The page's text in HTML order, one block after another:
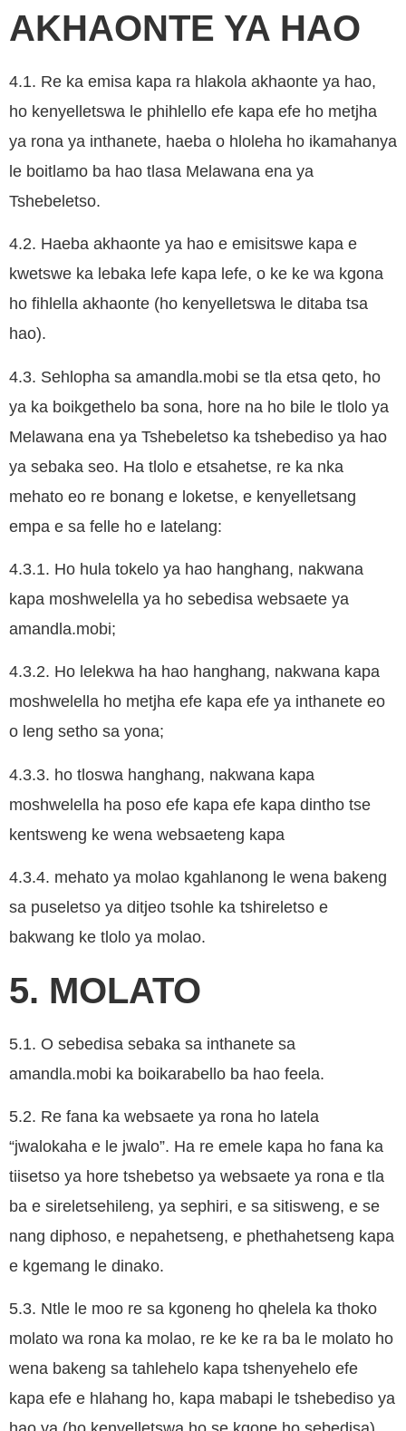
AKHAONTE YA HAO
4.1. Re ka emisa kapa ra hlakola akhaonte ya hao,
ho kenyelletswa le phihlello efe kapa efe ho metjha
ya rona ya inthanete, haeba o hloleha ho ikamahanya
le boitlamo ba hao tlasa Melawana ena ya
Tshebeletso.
4.2. Haeba akhaonte ya hao e emisitswe kapa e
kwetswe ka lebaka lefe kapa lefe, o ke ke wa kgona
ho fihlella akhaonte (ho kenyelletswa le ditaba tsa
hao).
4.3. Sehlopha sa amandla.mobi se tla etsa qeto, ho
ya ka boikgethelo ba sona, hore na ho bile le tlolo ya
Melawana ena ya Tshebeletso ka tshebediso ya hao
ya sebaka seo. Ha tlolo e etsahetse, re ka nka
mehato eo re bonang e loketse, e kenyelletsang
empa e sa felle ho e latelang:
4.3.1. Ho hula tokelo ya hao hanghang, nakwana
kapa moshwelella ya ho sebedisa websaete ya
amandla.mobi;
4.3.2. Ho lelekwa ha hao hanghang, nakwana kapa
moshwelella ho metjha efe kapa efe ya inthanete eo
o leng setho sa yona;
4.3.3. ho tloswa hanghang, nakwana kapa
moshwelella ha poso efe kapa efe kapa dintho tse
kentsweng ke wena websaeteng kapa
4.3.4. mehato ya molao kgahlanong le wena bakeng
sa puseletso ya ditjeo tsohle ka tshireletso e
bakwang ke tlolo ya molao.
5. MOLATO
5.1. O sebedisa sebaka sa inthanete sa
amandla.mobi ka boikarabello ba hao feela.
5.2. Re fana ka websaete ya rona ho latela
“jwalokaha e le jwalo”. Ha re emele kapa ho fana ka
tiisetso ya hore tshebetso ya websaete ya rona e tla
ba e sireletsehileng, ya sephiri, e sa sitisweng, e se
nang diphoso, e nepahetseng, e phethahetseng kapa
e kgemang le dinako.
5.3. Ntle le moo re sa kgoneng ho qhelela ka thoko
molato wa rona ka molao, re ke ke ra ba le molato ho
wena bakeng sa tahlehelo kapa tshenyehelo efe
kapa efe e hlahang ho, kapa mabapi le tshebediso ya